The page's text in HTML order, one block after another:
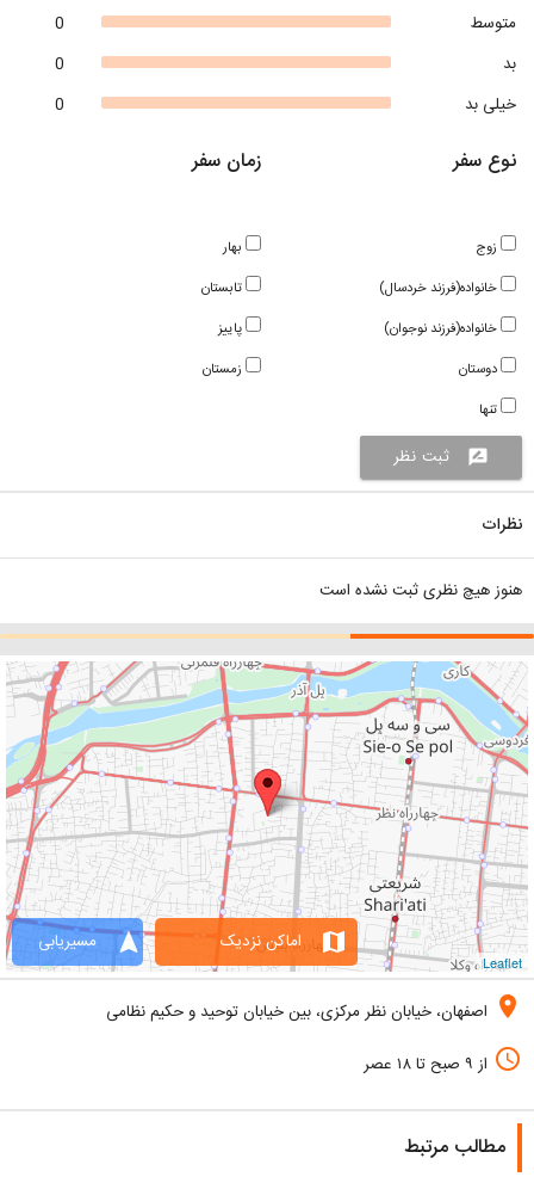
0
متوسط
0
بد
0
خیلی بد
زمان سفر
بهار
تابستان
پاییز
زمستان
نوع سفر
زوج
خانواده(فرزند خردسال)
خانواده(فرزند نوجوان)
دوستان
تنها
rate_review ثبت نظر
نظرات
هنوز هیچ نظری ثبت نشده است
Leaflet
navigation مسیریابی map اماکن نزدیک
location_on اصفهان، خیابان نظر مرکزی، بین خیابان توحید و حکیم نظامی
access_time از ۹ صبح تا ۱۸ عصر
مطالب مرتبط